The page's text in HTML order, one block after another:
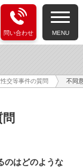
問い合わせ MENU
交等事件の質問 不同
のはどのような